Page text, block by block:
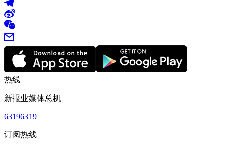
热线
新报业媒体总机
63196319
订阅热线